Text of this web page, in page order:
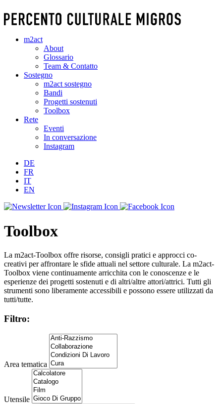
m2act
About
Glossario
Team & Contatto
Sostegno
m2act sostegno
Bandi
Progetti sostenuti
Toolbox
Rete
Eventi
In conversazione
Instagram
DE
FR
IT
EN
Toolbox
La m2act-Toolbox offre risorse, consigli pratici e approcci co-
creativi per affrontare le sfide attuali nel settore culturale. La m2act-
Toolbox viene continuamente arricchita con le conoscenze e le
esperienze dei progetti sostenuti e di altri/altre attori/attrici. Tutti gli
strumenti sono liberamente accessibili e possono essere utilizzati da
tutti/tutte.
Filtro:
Area tematica
Utensile